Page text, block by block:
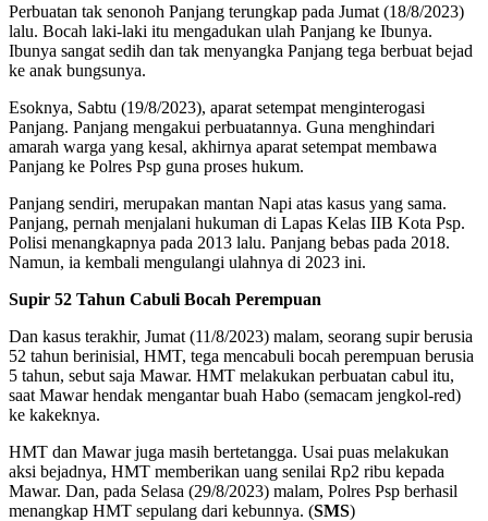
Perbuatan tak senonoh Panjang terungkap pada Jumat (18/8/2023)
lalu. Bocah laki-laki itu mengadukan ulah Panjang ke Ibunya.
Ibunya sangat sedih dan tak menyangka Panjang tega berbuat bejad
ke anak bungsunya.
Esoknya, Sabtu (19/8/2023), aparat setempat menginterogasi
Panjang. Panjang mengakui perbuatannya. Guna menghindari
amarah warga yang kesal, akhirnya aparat setempat membawa
Panjang ke Polres Psp guna proses hukum.
Panjang sendiri, merupakan mantan Napi atas kasus yang sama.
Panjang, pernah menjalani hukuman di Lapas Kelas IIB Kota Psp.
Polisi menangkapnya pada 2013 lalu. Panjang bebas pada 2018.
Namun, ia kembali mengulangi ulahnya di 2023 ini.
Supir 52 Tahun Cabuli Bocah Perempuan
Dan kasus terakhir, Jumat (11/8/2023) malam, seorang supir berusia
52 tahun berinisial, HMT, tega mencabuli bocah perempuan berusia
5 tahun, sebut saja Mawar. HMT melakukan perbuatan cabul itu,
saat Mawar hendak mengantar buah Habo (semacam jengkol-red)
ke kakeknya.
HMT dan Mawar juga masih bertetangga. Usai puas melakukan
aksi bejadnya, HMT memberikan uang senilai Rp2 ribu kepada
Mawar. Dan, pada Selasa (29/8/2023) malam, Polres Psp berhasil
menangkap HMT sepulang dari kebunnya. (SMS)